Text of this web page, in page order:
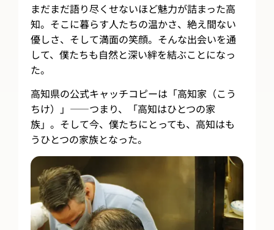
まだまだ語り尽くせないほど魅力が詰まった高
知。そこに暮らす人たちの温かさ、絶え間ない
優しさ、そして満面の笑顔。そんな出会いを通
して、僕たちも自然と深い絆を結ぶことになっ
た。
高知県の公式キャッチコピーは「高知家（こう
ちけ）」——つまり、「高知はひとつの家
族」。そして今、僕たちにとっても、高知はも
うひとつの家族となった。